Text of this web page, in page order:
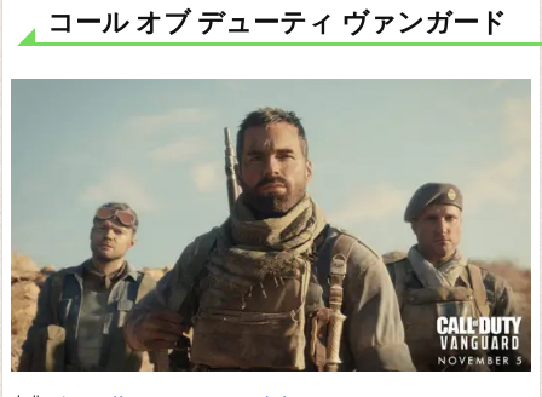
N
A
L
A
S
Y
O
コール オブ デューティ ヴァンガード